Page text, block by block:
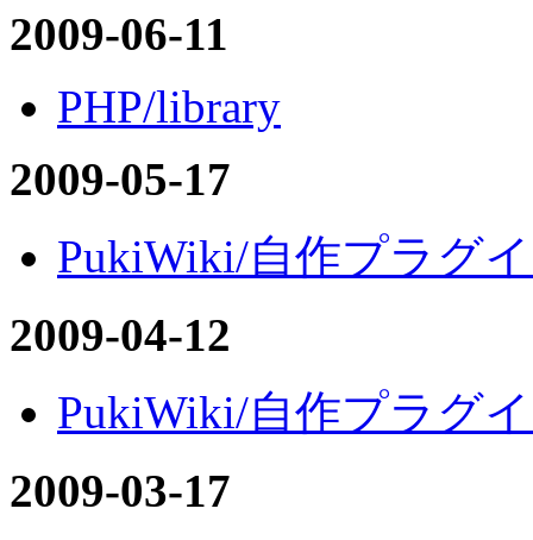
2009-06-11
PHP/library
2009-05-17
PukiWiki/自作プラグ
2009-04-12
PukiWiki/自作プラグ
2009-03-17